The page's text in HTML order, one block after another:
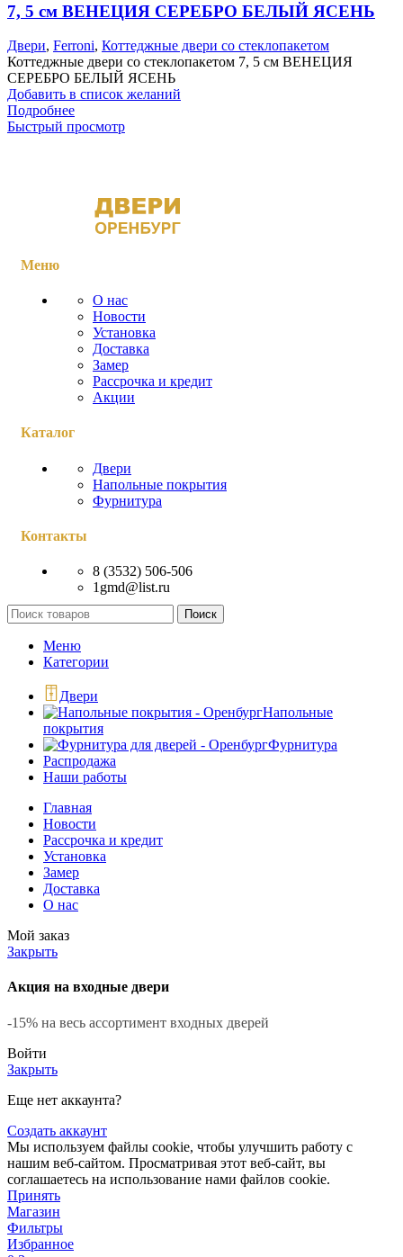
7, 5 см ВЕНЕЦИЯ СЕРЕБРО БЕЛЫЙ ЯСЕНЬ
Двери, Ferroni, Коттеджные двери со стеклопакетом
Коттеджные двери со стеклопакетом 7, 5 см ВЕНЕЦИЯ
СЕРЕБРО БЕЛЫЙ ЯСЕНЬ
Добавить в список желаний
Подробнее
Быстрый просмотр
Меню
О нас
Новости
Установка
Доставка
Замер
Рассрочка и кредит
Акции
Каталог
Двери
Напольные покрытия
Фурнитура
Контакты
8 (3532) 506-506
1gmd@list.ru
Поиск
Меню
Категории
Двери
Напольные
покрытия
Фурнитура
Распродажа
Наши работы
Главная
Новости
Рассрочка и кредит
Установка
Замер
Доставка
О нас
Мой заказ
Закрыть
Акция на входные двери
-15% на весь ассортимент входных дверей
Войти
Закрыть
Еще нет аккаунта?
Создать аккаунт
Мы используем файлы cookie, чтобы улучшить работу с
нашим веб-сайтом. Просматривая этот веб-сайт, вы
соглашаетесь на использование нами файлов cookie.
Принять
Магазин
Фильтры
Избранное